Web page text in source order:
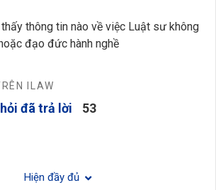
thông tin nào về việc Luật sư không
đạo đức hành nghề
ILAW
đã trả lời 53
Hiện đầy đủ